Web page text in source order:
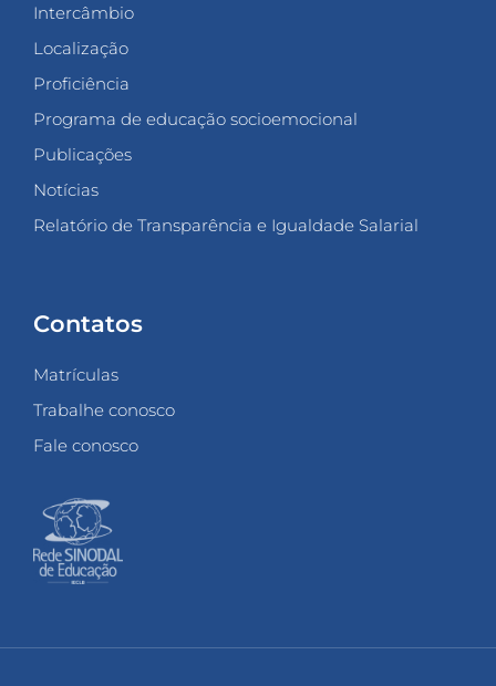
Intercâmbio
Localização
Proficiência
Programa de educação socioemocional
Publicações
Notícias
Relatório de Transparência e Igualdade Salarial
Contatos
Matrículas
Trabalhe conosco
Fale conosco